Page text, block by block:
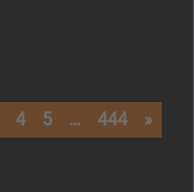
4 5 … 444 »